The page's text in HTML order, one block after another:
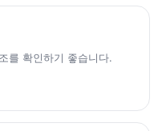
를 확인하기 좋습니다.